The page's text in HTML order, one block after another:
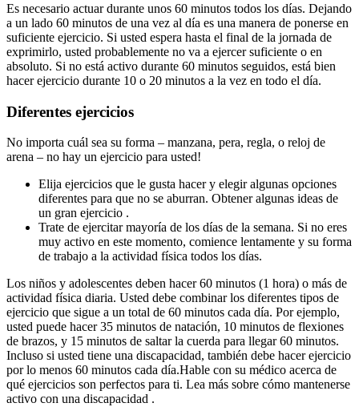
Es necesario actuar durante unos 60 minutos todos los días. Dejando
a un lado 60 minutos de una vez al día es una manera de ponerse en
suficiente ejercicio. Si usted espera hasta el final de la jornada de
exprimirlo, usted probablemente no va a ejercer suficiente o en
absoluto. Si no está activo durante 60 minutos seguidos, está bien
hacer ejercicio durante 10 o 20 minutos a la vez en todo el día.
Diferentes ejercicios
No importa cuál sea su forma – manzana, pera, regla, o reloj de
arena – no hay un ejercicio para usted!
Elija ejercicios que le gusta hacer y elegir algunas opciones
diferentes para que no se aburran. Obtener algunas ideas de
un gran ejercicio .
Trate de ejercitar mayoría de los días de la semana. Si no eres
muy activo en este momento, comience lentamente y su forma
de trabajo a la actividad física todos los días.
Los niños y adolescentes deben hacer 60 minutos (1 hora) o más de
actividad física diaria. Usted debe combinar los diferentes tipos de
ejercicio que sigue a un total de 60 minutos cada día. Por ejemplo,
usted puede hacer 35 minutos de natación, 10 minutos de flexiones
de brazos, y 15 minutos de saltar la cuerda para llegar 60 minutos.
Incluso si usted tiene una discapacidad, también debe hacer ejercicio
por lo menos 60 minutos cada día.Hable con su médico acerca de
qué ejercicios son perfectos para ti. Lea más sobre cómo mantenerse
activo con una discapacidad .